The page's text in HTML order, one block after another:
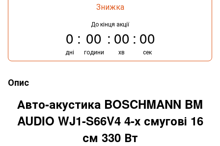
Знижка
До кінця акції
0
дні
00
години
00
хв
00
сек
Опис
Авто-акустика BOSCHMANN BM
AUDIO WJ1-S66V4 4-х смугові 16
см 330 Вт